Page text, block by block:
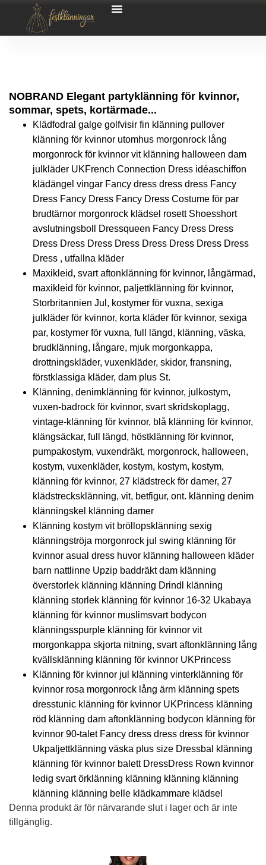
NOBRAND Elegant partyklänning för kvinnor,
sommar, spets, kortärmade...
Klädfodral galge golfvisir fin klänning pullover
klänning för kvinnor utomhus morgonrock lång
morgonrock för kvinnor vit klänning halloween dam
julkläder UKFrench Connection Dress idéaschiffon
klädängel vingar Fancy dress dress dress Fancy
Dress Fancy Dress Fancy Dress Costume för par
brudtärnor morgonrock klädsel rosett Shoesshort
avslutningsboll Dressqueen Fancy Dress Dress
Dress Dress Dress Dress Dress Dress Dress Dress
Dress , utfallna kläder
Maxikleid, svart aftonklänning för kvinnor, långärmad,
maxikleid för kvinnor, paljettklänning för kvinnor,
Storbritannien Jul, kostymer för vuxna, sexiga
julkläder för kvinnor, korta kläder för kvinnor, sexiga
par, kostymer för vuxna, full längd, klänning, väska,
brudklänning, långare, mjuk morgonkappa,
drottningskläder, vuxenkläder, skidor, fransning,
förstklassiga kläder, dam plus St.
Klänning, denimklänning för kvinnor, julkostym,
vuxen-badrock för kvinnor, svart skridskoplagg,
vintage-klänning för kvinnor, blå klänning för kvinnor,
klängsäckar, full längd, höstklänning för kvinnor,
pumpakostym, vuxendräkt, morgonrock, halloween,
kostym, vuxenkläder, kostym, kostym, kostym,
klänning för kvinnor, 27 klädstreck för damer, 27
klädstrecksklänning, vit, betfigur, ont. klänning denim
klänningskel klänning damer
Klänning kostym vit bröllopsklänning sexig
klänningströja morgonrock jul swing klänning för
kvinnor asual dress huvor klänning halloween kläder
barn nattlinne Upzip baddräkt dam klänning
överstorlek klänning klänning Drindl klänning
klänning storlek klänning för kvinnor 16-32 Ukabaya
klänning för kvinnor muslimsvart bodycon
klänningsspurple klänning för kvinnor vit
morgonkappa skjorta nitning, svart aftonklänning lång
kvällsklänning klänning för kvinnor UKPrincess
Klänning för kvinnor jul klänning vinterklänning för
kvinnor rosa morgonrock lång ärm klänning spets
dresstunic klänning för kvinnor UKPrincess klänning
röd klänning dam aftonklänning bodycon klänning för
kvinnor 90-talet Fancy dress dress dress för kvinnor
Ukpaljettklänning väska plus size Dressbal klänning
klänning för kvinnor balett DressDress Rown kvinnor
ledig svart örklänning klänning klänning klänning
klänning klänning belle klädkammare klädsel
Denna produkt är för närvarande slut i lager och är inte
tillgänglig.